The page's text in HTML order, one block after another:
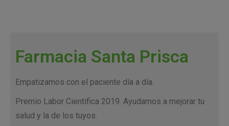
Farmacia Santa Prisca
Empatizamos con el paciente día a día.
Premio Labor Cientifica 2019. Ayudamos a mejorar tu
salud y la de los tuyos.